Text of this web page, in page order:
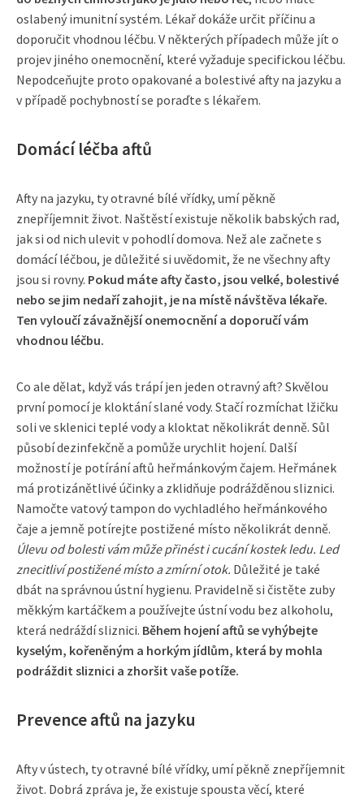
oslabený imunitní systém. Lékař dokáže určit příčinu a
doporučit vhodnou léčbu. V některých případech může jít o
projev jiného onemocnění, které vyžaduje specifickou léčbu.
Nepodceňujte proto opakované a bolestivé afty na jazyku a
v případě pochybností se poraďte s lékařem.
Domácí léčba aftů
Afty na jazyku, ty otravné bílé vřídky, umí pěkně
znepříjemnit život. Naštěstí existuje několik babských rad,
jak si od nich ulevit v pohodlí domova. Než ale začnete s
domácí léčbou, je důležité si uvědomit, že ne všechny afty
jsou si rovny. Pokud máte afty často, jsou velké, bolestivé
nebo se jim nedaří zahojit, je na místě návštěva lékaře.
Ten vyloučí závažnější onemocnění a doporučí vám
vhodnou léčbu.
Co ale dělat, když vás trápí jen jeden otravný aft? Skvělou
první pomocí je kloktání slané vody. Stačí rozmíchat lžičku
soli ve sklenici teplé vody a kloktat několikrát denně. Sůl
působí dezinfekčně a pomůže urychlit hojení. Další
možností je potírání aftů heřmánkovým čajem. Heřmánek
má protizánětlivé účinky a zklidňuje podrážděnou sliznici.
Namočte vatový tampon do vychladlého heřmánkového
čaje a jemně potírejte postižené místo několikrát denně.
Úlevu od bolesti vám může přinést i cucání kostek ledu. Led
znecitliví postižené místo a zmírní otok. Důležité je také
dbát na správnou ústní hygienu. Pravidelně si čistěte zuby
měkkým kartáčkem a používejte ústní vodu bez alkoholu,
která nedráždí sliznici. Během hojení aftů se vyhýbejte
kyselým, kořeněným a horkým jídlům, která by mohla
podráždit sliznici a zhoršit vaše potíže.
Prevence aftů na jazyku
Afty v ústech, ty otravné bílé vřídky, umí pěkně znepříjemnit
život. Dobrá zpráva je, že existuje spousta věcí, které